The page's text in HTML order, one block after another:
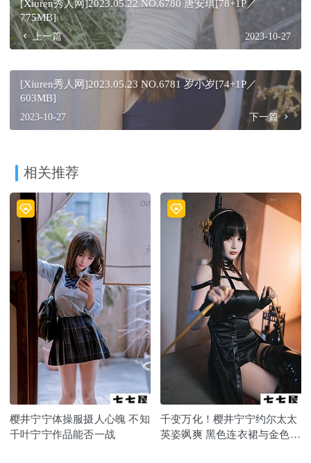
[Xiuren秀人网]2023.05.22 NO.6780 唐安琪[78+1P／
775MB]
上一篇 2023-10-27
[Xiuren秀人网]2023.05.23 NO.6781 岁小岁[74+1P／
603MB]
2023-10-27 下一篇
相关推荐
樱井宁宁体操服摄人心魄 不知
千叶宁宁作品能否一战
千变万化！樱井宁宁约尔太太
英姿飒爽 黑色连衣裙与金色发